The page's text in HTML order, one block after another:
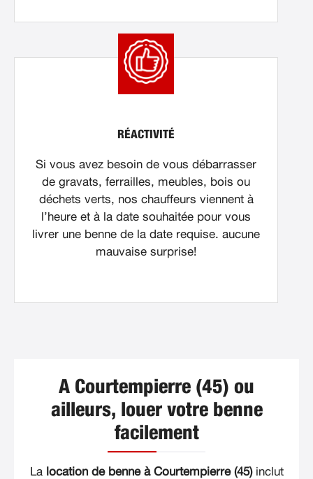
RÉACTIVITÉ
Si vous avez besoin de vous débarrasser
de gravats, ferrailles, meubles, bois ou
déchets verts, nos chauffeurs viennent à
l’heure et à la date souhaitée pour vous
livrer une benne de la date requise. aucune
mauvaise surprise!
A Courtempierre (45) ou
ailleurs, louer votre benne
facilement
La location de benne à Courtempierre (45)inclut